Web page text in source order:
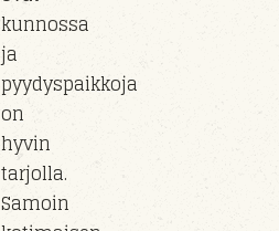
kunnossa
ja
pyydyspaikkoja
on
hyvin
tarjolla.
Samoin